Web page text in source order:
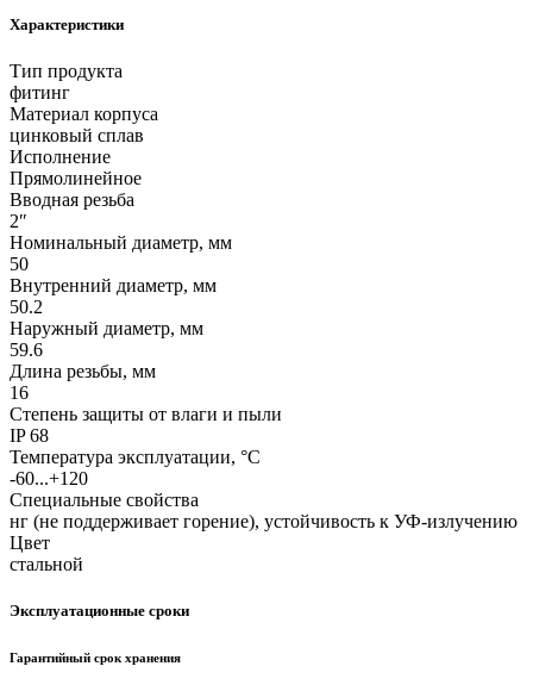
Характеристики
Тип продукта
фитинг
Материал корпуса
цинковый сплав
Исполнение
Прямолинейное
Вводная резьба
2″
Номинальный диаметр, мм
50
Внутренний диаметр, мм
50.2
Наружный диаметр, мм
59.6
Длина резьбы, мм
16
Степень защиты от влаги и пыли
IP 68
Температура эксплуатации, °С
-60...+120
Специальные свойства
нг (не поддерживает горение), устойчивость к УФ-излучению
Цвет
стальной
Эксплуатационные сроки
Гарантийный срок хранения